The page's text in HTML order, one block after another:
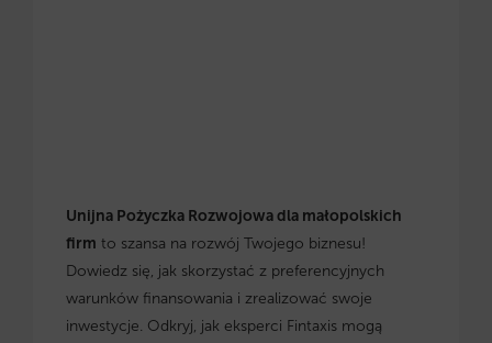
Unijna Pożyczka Rozwojowa dla małopolskich
firm to szansa na rozwój Twojego biznesu!
Dowiedz się, jak skorzystać z preferencyjnych
warunków finansowania i zrealizować swoje
inwestycje. Odkryj, jak eksperci Fintaxis mogą